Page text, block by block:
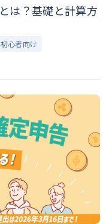
は？基礎と計算方
初心者向け